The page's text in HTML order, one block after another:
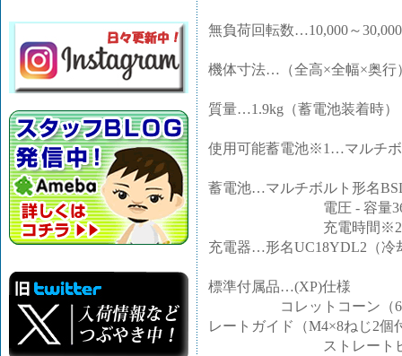
無負荷回転数…10,000～
機体寸法…（全高×全幅×奥行
質量…1.9kg（蓄電池装着時）
使用可能蓄電池※1…マルチ
蓄電池…マルチボルト形名
電圧 - 容量36V-
充電時間※2約19分（
充電器…形名UC18YDL2（冷
標準付属品…(XP)仕様
コレットコーン（6mm
レートガイド（M4×8ねじ2
ストレートビット（